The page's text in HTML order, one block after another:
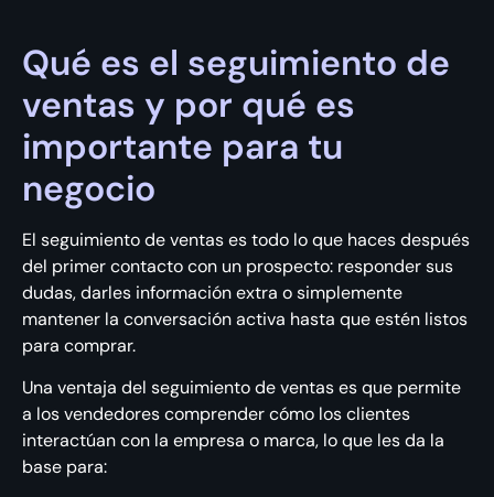
Qué es el seguimiento de
ventas y por qué es
importante para tu
negocio
El seguimiento de ventas es todo lo que haces después
del primer contacto con un prospecto: responder sus
dudas, darles información extra o simplemente
mantener la conversación activa hasta que estén listos
para comprar.
Una ventaja del seguimiento de ventas es que permite
a los vendedores comprender cómo los clientes
interactúan con la empresa o marca, lo que les da la
base para: